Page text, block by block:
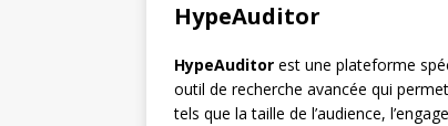
HypeAuditor
HypeAuditor est une plateforme
outil de recherche avancée qui
tels que la taille de l’audience,